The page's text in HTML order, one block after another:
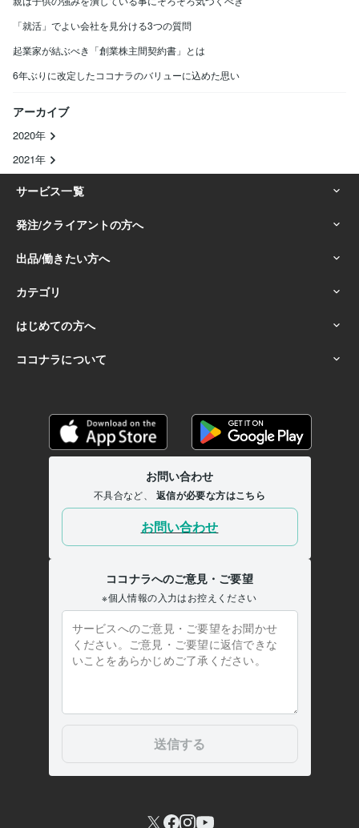
「就活」でよい会社を見分ける3つの質問
起業家が結ぶべき「創業株主間契約書」とは
6年ぶりに改定したココナラのバリューに込めた思い
アーカイブ
2020年
2021年